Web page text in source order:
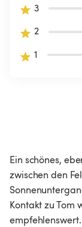
3
2
1
Ein schönes,
zwischen den
Kontakt zu Tom
empfehlenswert.